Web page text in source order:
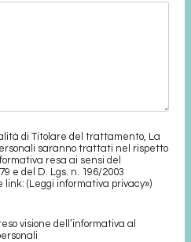
di Titolare del trattamento, La
saranno trattati nel rispetto
resa ai sensi del
e del D. Lgs. n. 196/2003
link: (Leggi informativa privacy»)
visione dell’informativa al